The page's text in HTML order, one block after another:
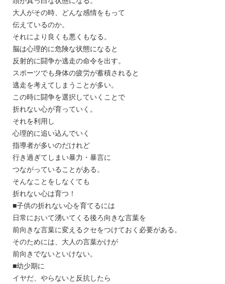
大人がその時、どんな感情をもって
伝えているのか。
それにより良くも悪くもなる。
脳は心理的に危険な状態になると
反射的に闘争か逃走の命令を出す。
スポーツでも身体の疲労が蓄積されると
逃走を考えてしまうことが多い。
この時に闘争を選択していくことで
折れない心が育っていく。
それを利用し
心理的に追い込んでいく
指導者が多いのだけれど
行き過ぎてしまい暴力・暴言に
つながっていることがある。
そんなことをしなくても
折れない心は育つ！
■子供の折れない心を育てるには
日常において湧いてくる後ろ向きな言葉を
前向きな言葉に変えるクセをつけておく必要がある。
そのためには、大人の言葉かけが
前向きでないといけない。
■幼少期に
イヤだ、やらないと反抗したら